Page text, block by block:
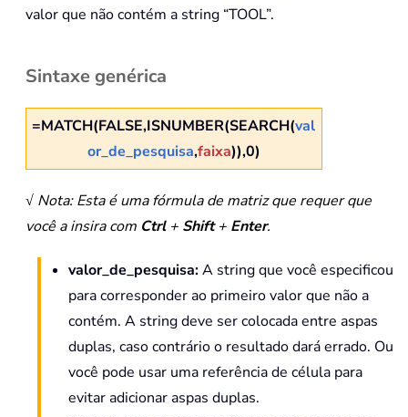
valor que não contém a string “TOOL”.
Sintaxe genérica
=MATCH(FALSE,ISNUMBER(SEARCH(val
or_de_pesquisa,faixa)),0)
√ Nota: Esta é uma fórmula de matriz que requer que
você a insira com Ctrl+ Shift+ Enter.
valor_de_pesquisa:A string que você especificou
para corresponder ao primeiro valor que não a
contém. A string deve ser colocada entre aspas
duplas, caso contrário o resultado dará errado. Ou
você pode usar uma referência de célula para
evitar adicionar aspas duplas.